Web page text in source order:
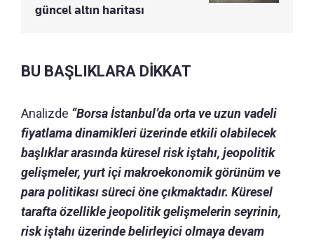
güncel altın haritası
BU BAŞLIKLARA DİKKAT
Analizde “Borsa İstanbul’da orta ve uzun vadeli
fiyatlama dinamikleri üzerinde etkili olabilecek
başlıklar arasında küresel risk iştahı, jeopolitik
gelişmeler, yurt içi makroekonomik görünüm ve
para politikası süreci öne çıkmaktadır. Küresel
tarafta özellikle jeopolitik gelişmelerin seyrinin,
risk iştahı üzerinde belirleyici olmaya devam